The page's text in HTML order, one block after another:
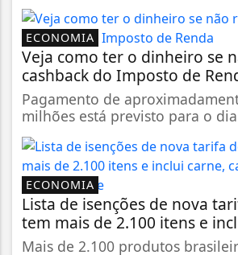
ECONOMIA
Veja como ter o dinheiro se
cashback do Imposto de
Pagamento de
milhões está previsto para o
ECONOMIA
Lista de isenções de nova
tem mais de 2.100 itens e
Mais de 2.100 produtos